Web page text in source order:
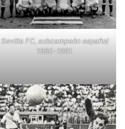
Sevilla FC, subcampeón español
1950-1951.